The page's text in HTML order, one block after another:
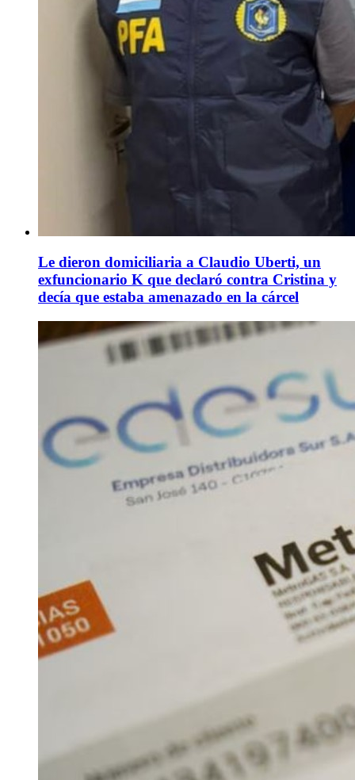
Le dieron domiciliaria a Claudio Uberti, un
exfuncionario K que declaró contra Cristina y
decía que estaba amenazado en la cárcel